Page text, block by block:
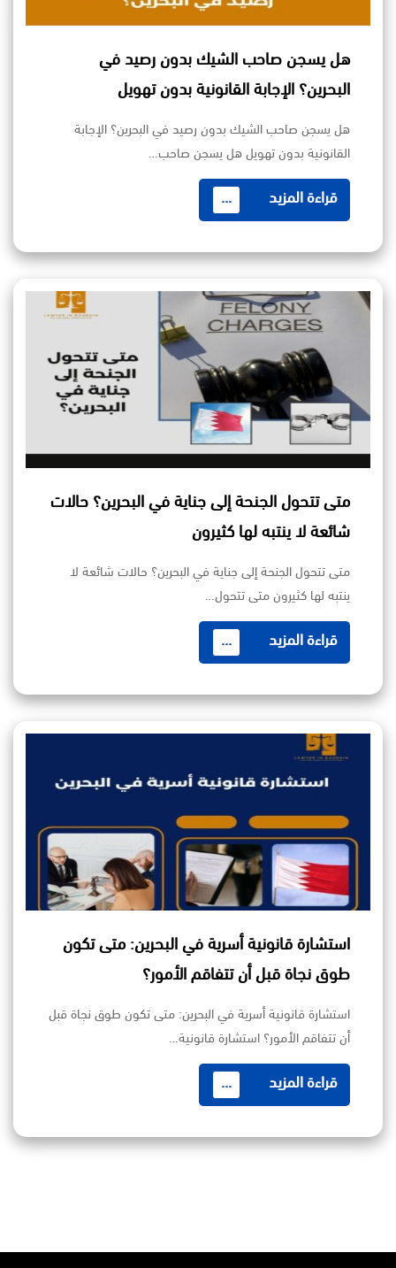
هل يسجن صاحب الشيك بدون رصيد في
البحرين؟ الإجابة القانونية بدون تهويل
هل يسجن صاحب الشيك بدون رصيد في البحرين؟ الإجابة
القانونية بدون تهويل هل يسجن صاحب…
قراءة المزيد ...
متى تتحول الجنحة إلى جناية في البحرين؟ حالات
شائعة لا ينتبه لها كثيرون
متى تتحول الجنحة إلى جناية في البحرين؟ حالات شائعة لا
ينتبه لها كثيرون متى تتحول…
قراءة المزيد ...
استشارة قانونية أسرية في البحرين: متى تكون
طوق نجاة قبل أن تتفاقم الأمور؟
استشارة قانونية أسرية في البحرين: متى تكون طوق نجاة قبل
أن تتفاقم الأمور؟ استشارة قانونية…
قراءة المزيد ...